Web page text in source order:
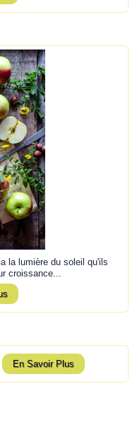
la lumière du soleil qu'ils
croissance...
En Savoir Plus